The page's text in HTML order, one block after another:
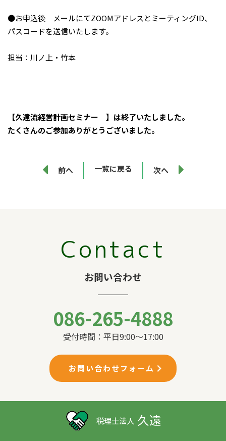
●お申込後 メールにてZOOMアドレスとミーティングID、
パスコードを送信いたします。
担当：川ノ上・竹本
【久遠流経営計画セミナー 】は終了いたしました。
たくさんのご参加ありがとうございました。
前へ 一覧に戻る 次へ
Contact
お問い合わせ
086-265-4888
受付時間：平日9:00〜17:00
お問い合わせフォーム